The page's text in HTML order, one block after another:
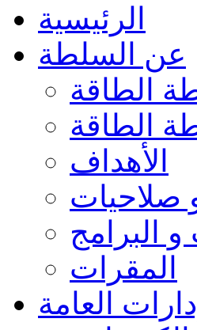
الرئيسية
عن السلطة
الطاقة
الطاقة
الأهداف
صلاحيات
البرامج
المقرات
العامة